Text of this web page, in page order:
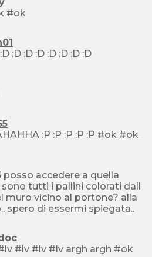
bello #ok #ok #ok
bellissimo :D :D :D :D :D :D :D :D :D
FINITO,HAHAHAHHA :P :P :P :P :P #ok #ok
posso accedere a quella
tutti i pallini colorati dall
muro vicino al portone? alla
spero di essermi spiegata..
Stpendo #lv #lv #lv #lv #lv argh argh #ok